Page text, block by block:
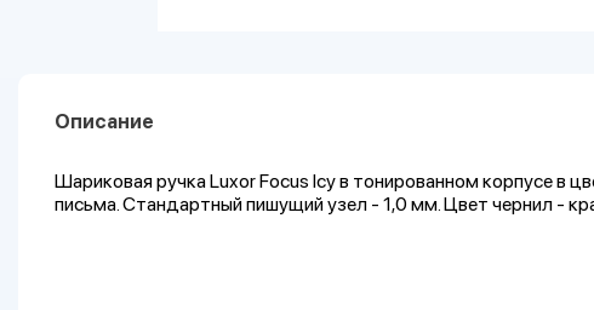
Описание
Шариковая ручка Luxor Focus Icy в тонированном корпусе в
письма. Стандартный пишущий узел - 1,0 мм. Цвет чернил -